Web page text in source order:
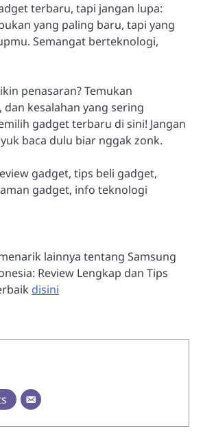
terbaru, tapi jangan lupa:
yang paling baru, tapi yang
Semangat berteknologi,
penasaran? Temukan
dan kesalahan yang sering
gadget terbaru di sini! Jangan
baca dulu biar nggak zonk.
gadget, tips beli gadget,
gadget, info teknologi
lainnya tentang Samsung
Review Lengkap dan Tips
disini